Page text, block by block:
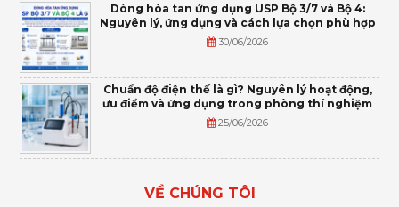
Dòng hòa tan ứng dụng USP Bộ 3/7 và Bộ 4:
Nguyên lý, ứng dụng và cách lựa chọn phù hợp
30/06/2026
Chuẩn độ điện thế là gì? Nguyên lý hoạt động,
ưu điểm và ứng dụng trong phòng thí nghiệm
25/06/2026
VỀ CHÚNG TÔI